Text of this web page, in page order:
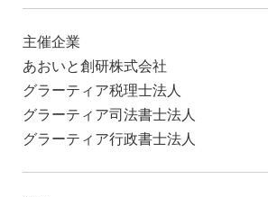
主催企業
あおいと創研株式会社
グラーティア税理士法人
グラーティア司法書士法人
グラーティア行政書士法人